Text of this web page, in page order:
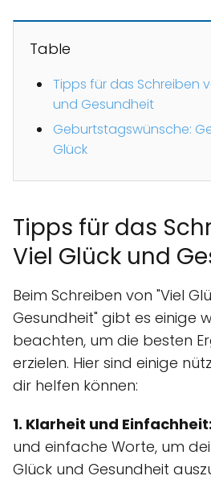
Table
Tipps für das Schreiben
und Gesundheit
Geburtstagswünsche:
Glück
Tipps für das
Viel Glück und
Beim Schreiben von "Viel
Gesundheit" gibt es einige
beachten, um die besten
erzielen. Hier sind einige
dir helfen können:
1. Klarheit und Einfachheit:
und einfache Worte, um
Glück und Gesundheit